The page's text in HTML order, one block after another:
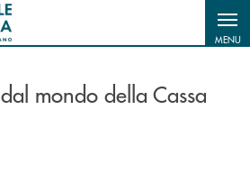
MENU
dal mondo della Cassa